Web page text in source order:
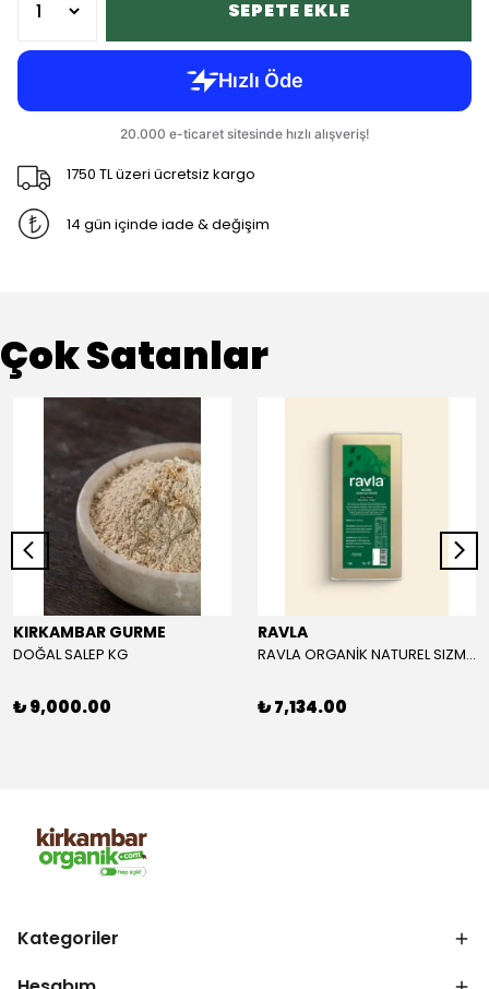
SEPETE EKLE
1750 TL üzeri ücretsiz kargo
14 gün içinde iade & değişim
Çok Satanlar
KIRKAMBAR GURME
DOĞAL SALEP KG
₺ 9,000.00
RAVLA
RAVLA ORGANİK NATUREL SIZMA ZEYTİNYAĞI 5L
₺ 7,134.00
Kategoriler